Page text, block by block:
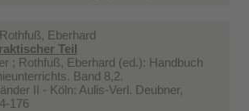
Eberhard
Teil
; Rothfuß, Eberhard (ed.): Handbuch
Band 8,2.
II - Köln: Aulis-Verl. Deubner,
176